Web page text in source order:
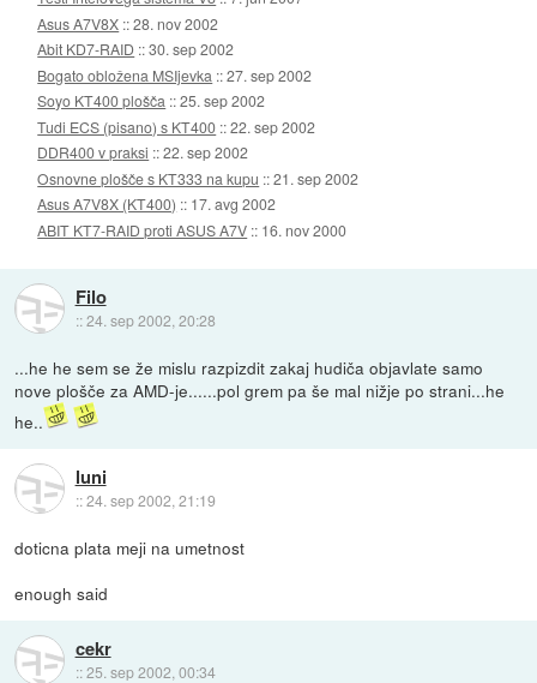
Asus A7V8X ::28. nov 2002
Abit KD7-RAID ::30. sep 2002
Bogato obložena MSIjevka ::27. sep 2002
Soyo KT400 plošča ::25. sep 2002
Tudi ECS (pisano) s KT400 ::22. sep 2002
DDR400 v praksi ::22. sep 2002
Osnovne plošče s KT333 na kupu ::21. sep 2002
Asus A7V8X (KT400) :: 17. avg 2002
ABIT KT7-RAID proti ASUS A7V :: 16. nov 2000
Filo
::24. sep 2002, 20:28
...he he sem se že mislu razpizdit zakaj hudiča objavlate samo
nove plošče za AMD-je......pol grem pa še mal nižje po strani...he
he..
luni
::24. sep 2002, 21:19
doticna plata meji na umetnost
enough said
cekr
::25. sep 2002, 00:34